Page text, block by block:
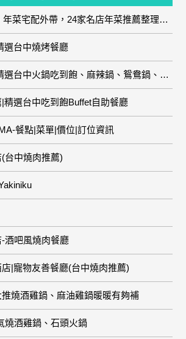
2024年菜預購、年菜宅配外帶，24家名店年菜推薦整理，圍爐輕鬆上菜團圓趣
選台中燒烤餐廳
台中火鍋推薦|精選台中火鍋吃到飽、麻辣鍋、鴛鴦鍋、石頭火鍋、酸菜白肉鍋、海鮮鍋、燒酒雞、麻油雞、壽喜燒等熱門人氣火鍋店!
精選台中吃到飽Buffet自助餐廳
餐點|菜單|價位|訂位資訊
台中燒肉推薦)
酒吧風燒肉餐廳
|寵物友善餐廳(台中燒肉推薦)
燒酒雞鍋、麻油雞鍋暖暖有夠補
燒酒雞鍋、石頭火鍋